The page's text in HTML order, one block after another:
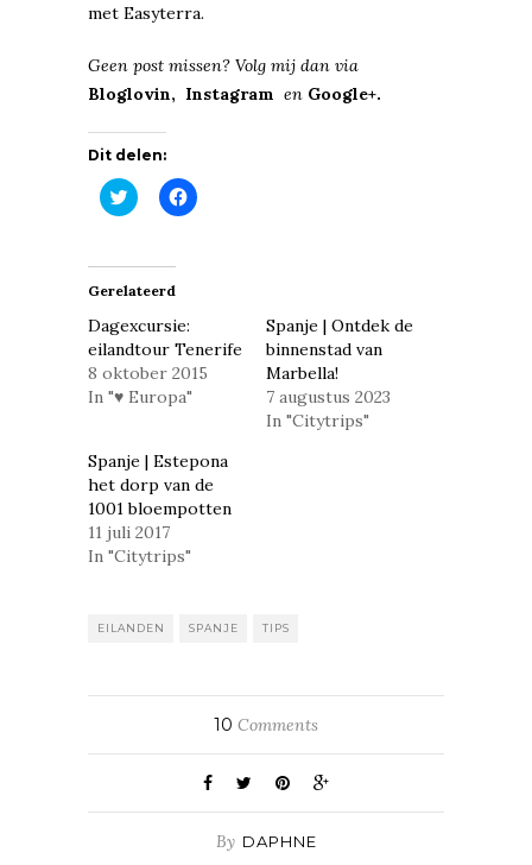
met Easyterra.
Geen post missen? Volg mij dan via
Bloglovin, Instagram en Google+.
Dit delen:
Klik
om
Twitter
(Wordt
in
nieuw
venster
geopend)
Klik
om
venster
geopend)
Gerelateerd
Dagexcursie:
eilandtour Tenerife
8 oktober 2015
In "♥ Europa"
Spanje | Ontdek de
binnenstad van
Marbella!
7 augustus 2023
In "Citytrips"
Spanje | Estepona
het dorp van de
1001 bloempotten
11 juli 2017
In "Citytrips"
EILANDEN SPANJE TIPS
10 Comments
By DAPHNE